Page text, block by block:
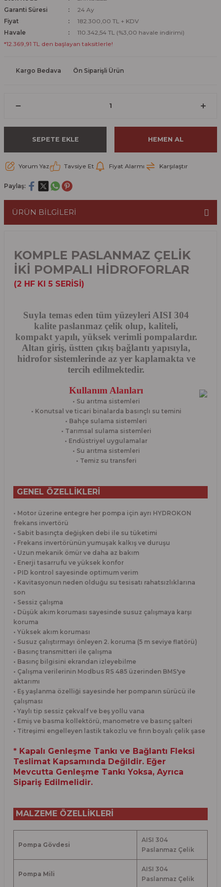
Garanti Süresi
24 Ay
Fiyat
182.300,00 TL + KDV
Havale
110.342,54 TL (%3,00 havale indirimi)
*12.369,91 TL den başlayan taksitlerle!
Kargo Bedava Ön Siparişli Ürün
SEPETE EKLE HEMEN AL
Yorum Yaz Tavsiye Et Fiyat Alarmı Karşılaştır
Paylaş:
ÜRÜN BİLGİLERİ
KOMPLE PASLANMAZ ÇELİK
İKİ POMPALI HİDROFORLAR
(2 HF KI 5 SERİSİ)
Suyla temas eden tüm yüzeyleri AISI 304
kalite paslanmaz çelik olup, kaliteli,
kompakt yapılı, yüksek verimli pompalardır.
Altan giriş, üstten çıkış bağlantı yapısıyla,
hidrofor sistemlerinde az yer kaplamakta ve
tercih edilmektedir.
Kullanım Alanları
• Su arıtma sistemleri
• Konutsal ve ticari binalarda basınçlı su temini
• Bahçe sulama sistemleri
• Tarımsal sulama sistemleri
• Endüstriyel uygulamalar
• Su arıtma sistemleri
• Temiz su transferi
GENEL ÖZELLİKLERİ
• Motor üzerine entegre her pompa için ayrı HYDROKON
frekans invertörü
• Sabit basınçta değişken debi ile su tüketimi
• Frekans invertörünün yumuşak kalkış ve duruşu
• Uzun mekanik ömür ve daha az bakım
• Enerji tasarrufu ve yüksek konfor
• PID kontrol sayesinde optimum verim
• Kavitasyonun neden olduğu su tesisatı rahatsızlıklarına
son
• Sessiz çalışma
• Düşük akım koruması sayesinde susuz çalışmaya karşı
koruma
• Yüksek akım koruması
• Susuz çalıştırmayı önleyen 2. koruma (5 m seviye flatörü)
• Basınç transmitteri ile çalışma
• Basınç bilgisini ekrandan izleyebilme
• Çalışma verilerinin Modbus RS 485 üzerinden BMS'ye
aktarımı
• Eş yaşlanma özelliği sayesinde her pompanın sürücü ile
çalışması
• Yaylı tip sessiz çekvalf ve beş yollu vana
• Emiş ve basma kollektörü, manometre ve basınç şalteri
• Titreşimi engelleyen lastik takozlu ve fırın boyalı çelik şase
* Kapalı Genleşme Tankı ve Bağlantı Fleksi
Teslimat Kapsamında Değildir. Eğer
Mevcutta Genleşme Tankı Yoksa, Ayrıca
Sipariş Edilmelidir.
MALZEME ÖZELLİKLERİ
Pompa Gövdesi
AISI 304
Paslanmaz Çelik
Pompa Mili
AISI 304
Paslanmaz Çelik